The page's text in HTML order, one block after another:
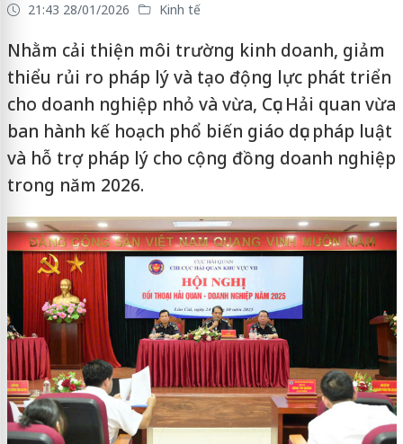
21:43 28/01/2026 Kinh tế
Nhằm cải thiện môi trường kinh doanh, giảm
thiểu rủi ro pháp lý và tạo động lực phát triển
cho doanh nghiệp nhỏ và vừa, Cục Hải quan vừa
ban hành kế hoạch phổ biến giáo dục pháp luật
và hỗ trợ pháp lý cho cộng đồng doanh nghiệp
trong năm 2026.